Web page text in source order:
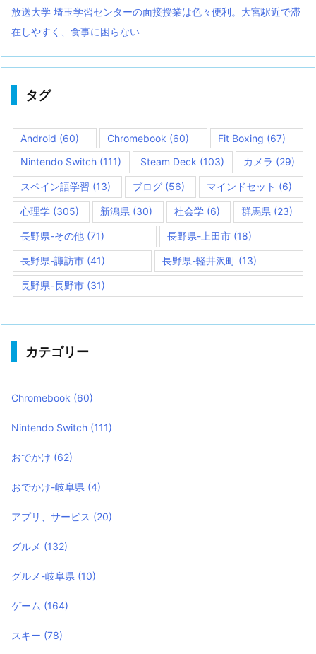
放送大学 埼玉学習センターの面接授業は色々便利。大宮駅近で滞
在しやすく、食事に困らない
タグ
Android (60) Chromebook (60) Fit Boxing (67)
Nintendo Switch (111) Steam Deck (103) カメラ (29)
スペイン語学習 (13) ブログ (56) マインドセット (6)
心理学 (305) 新潟県 (30) 社会学(6) 群馬県 (23)
長野県-その他 (71) 長野県-上田市(18)
長野県-諏訪市 (41) 長野県-軽井沢町 (13)
長野県-長野市 (31)
カテゴリー
Chromebook (60)
Nintendo Switch (111)
おでかけ (62)
おでかけ-岐阜県 (4)
アプリ、サービス (20)
グルメ (132)
グルメ-岐阜県 (10)
ゲーム (164)
スキー (78)